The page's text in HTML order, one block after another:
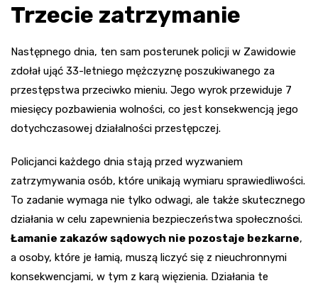
Trzecie zatrzymanie
Następnego dnia, ten sam posterunek policji w Zawidowie
zdołał ująć 33-letniego mężczyznę poszukiwanego za
przestępstwa przeciwko mieniu. Jego wyrok przewiduje 7
miesięcy pozbawienia wolności, co jest konsekwencją jego
dotychczasowej działalności przestępczej.
Policjanci każdego dnia stają przed wyzwaniem
zatrzymywania osób, które unikają wymiaru sprawiedliwości.
To zadanie wymaga nie tylko odwagi, ale także skutecznego
działania w celu zapewnienia bezpieczeństwa społeczności.
Łamanie zakazów sądowych nie pozostaje bezkarne,
a osoby, które je łamią, muszą liczyć się z nieuchronnymi
konsekwencjami, w tym z karą więzienia. Działania te